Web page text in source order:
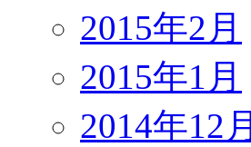
2015年2月
2015年1月
2014年12月